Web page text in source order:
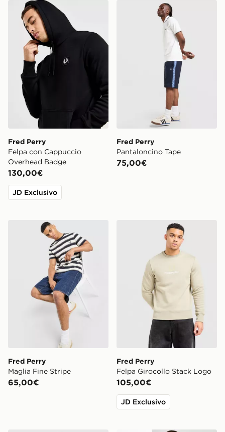
Fred Perry Felpa con Cappuccio Overhead Badge
Fred Perry
Felpa con Cappuccio
Overhead Badge
130,00€
JD Exclusivo
Fred Perry Pantaloncino
Fred Perry
Pantaloncino Tape
75,00€
Fred Perry Maglia Fine Stripe
Fred Perry
Maglia Fine Stripe
65,00€
Fred Perry Felpa Girocollo
Fred Perry
Felpa Girocollo Stack Logo
105,00€
JD Exclusivo